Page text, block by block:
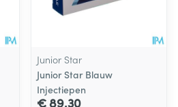
Junior Star
Junior Star Blauw
Injectiepen
€ 89,30